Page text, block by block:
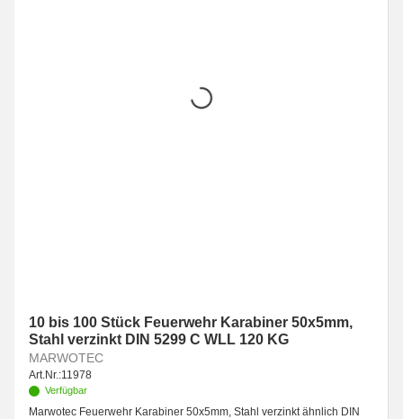
10 bis 100 Stück Feuerwehr Karabiner 50x5mm,
Stahl verzinkt DIN 5299 C WLL 120 KG
MARWOTEC
Art.Nr.:11978
Verfügbar
Marwotec Feuerwehr Karabiner 50x5mm, Stahl verzinkt ähnlich DIN